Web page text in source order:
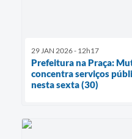
29 JAN 2026 - 12h17
Prefeitura na Praça:
concentra serviços
nesta sexta (30)